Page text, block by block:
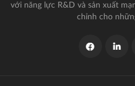
với năng lực R&D và sản xuất
chỉnh cho